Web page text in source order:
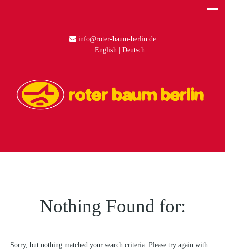
info@roter-baum-berlin.de
English
Deutsch
Nothing Found for:
Sorry, but nothing matched your search criteria. Please try again with